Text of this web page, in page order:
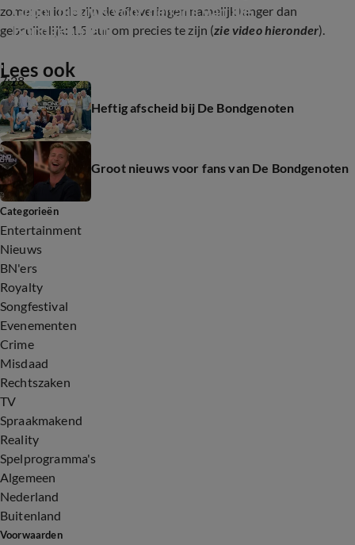
zomerperiode zijn de afleveringen namelijk langer dan
gebruikelijk: 1,5 uur om precies te zijn (zie video hieronder).
7:28
Groot nieuws voor de fans van De
Bondgenoten
Lees ook
Heftig afscheid bij De Bondgenoten
Groot nieuws voor fans van De Bondgenoten
Categorieën
Entertainment
Nieuws
BN'ers
Royalty
Songfestival
Evenementen
Crime
Misdaad
Rechtszaken
TV
Spraakmakend
Reality
Spelprogramma's
Algemeen
Nederland
Buitenland
Voorwaarden